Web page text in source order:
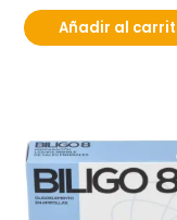
Añadir al